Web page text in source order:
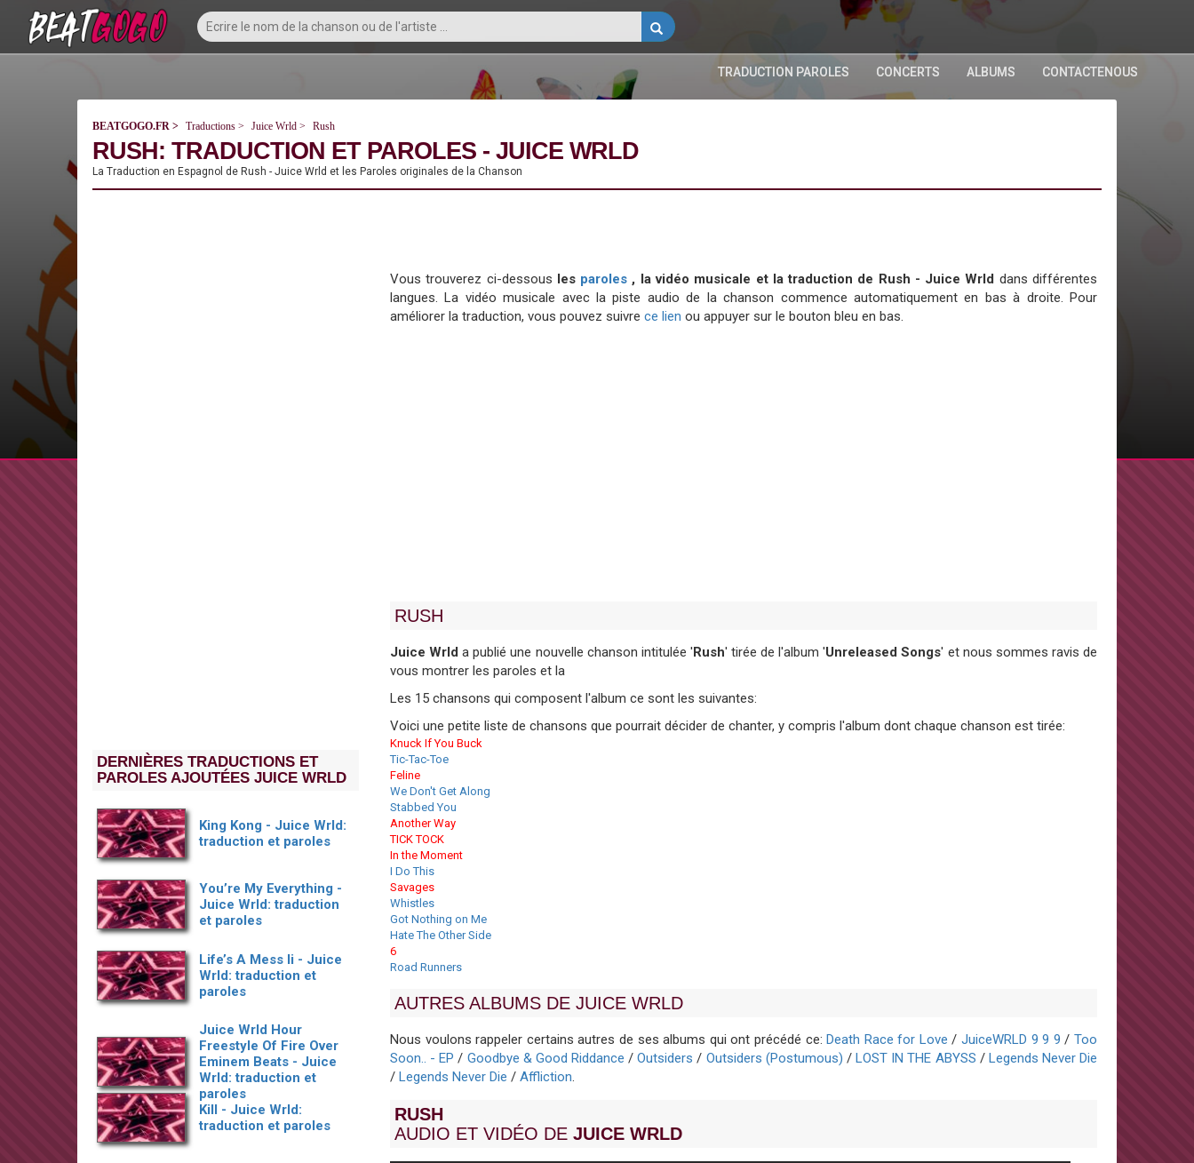
TRADUCTION PAROLES CONCERTS ALBUMS CONTACTENOUS
BEATGOGO.FR Traductions Juice Wrld Rush
RUSH: TRADUCTION ET PAROLES - JUICE WRLD
La Traduction en Espagnol de Rush - Juice Wrld et les Paroles originales de la Chanson
Vous trouverez ci-dessous les paroles , la vidéo musicale et la traduction de Rush - Juice Wrld dans différentes
langues. La vidéo musicale avec la piste audio de la chanson commence automatiquement en bas à droite. Pour
améliorer la traduction, vous pouvez suivre ce lien ou appuyer sur le bouton bleu en bas.
RUSH
Juice Wrld a publié une nouvelle chanson intitulée 'Rush' tirée de l'album 'Unreleased Songs' et nous sommes ravis de
vous montrer les paroles et la
Les 15 chansons qui composent l'album ce sont les suivantes:
Voici une petite liste de chansons que pourrait décider de chanter, y compris l'album dont chaque chanson est tirée:
Knuck If You Buck
Tic-Tac-Toe
Feline
We Don't Get Along
Stabbed You
Another Way
TICK TOCK
In the Moment
I Do This
Savages
Whistles
Got Nothing on Me
Hate The Other Side
6
Road Runners
AUTRES ALBUMS DE JUICE WRLD
Nous voulons rappeler certains autres de ses albums qui ont précédé ce:Death Race for Love /JuiceWRLD 9 9 9 /Too
Soon.. - EP / Goodbye & Good Riddance /Outsiders / Outsiders (Postumous) /LOST IN THE ABYSS / Legends Never Die
/ Legends Never Die / Affliction.
RUSH
AUDIO ET VIDÉO DE JUICE WRLD
DERNIÈRES TRADUCTIONS ET
PAROLES AJOUTÉES JUICE WRLD
King Kong - Juice Wrld:
traduction et paroles
You’re My Everything -
Juice Wrld: traduction
et paroles
Life’s A Mess Ii - Juice
Wrld: traduction et
paroles
Juice Wrld Hour
Freestyle Of Fire Over
Eminem Beats - Juice
Wrld: traduction et
paroles
Kill - Juice Wrld:
traduction et paroles